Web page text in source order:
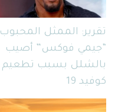
تقرير: الممثل المحبوب
“جيمي فوكس” أصيب
بالشلل بسبب تطعيم
كوفيد 19